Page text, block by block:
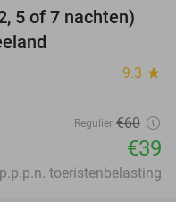
35%
5 of 7 nachten)
9.3 star
Regulier €60
€39
toeristenbelasting